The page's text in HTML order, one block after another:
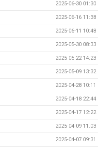
2025-06-30 01:30
2025-06-16 11:38
2025-06-11 10:48
2025-05-30 08:33
2025-05-22 14:23
2025-05-09 13:32
2025-04-28 10:11
2025-04-18 22:44
2025-04-17 12:22
2025-04-09 11:03
2025-04-07 09:31